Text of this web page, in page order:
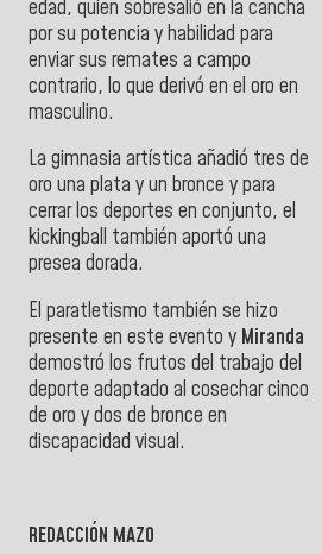
edad, quien sobresalió en la cancha
por su potencia y habilidad para
enviar sus remates a campo
contrario, lo que derivó en el oro en
masculino.
La gimnasia artística añadió tres de
oro una plata y un bronce y para
cerrar los deportes en conjunto, el
kickingball también aportó una
presea dorada.
El paratletismo también se hizo
presente en este evento y Miranda
demostró los frutos del trabajo del
deporte adaptado al cosechar cinco
de oro y dos de bronce en
discapacidad visual.
REDACCIÓN MAZO